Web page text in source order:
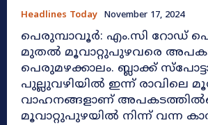
Headlines Today November 17, 2024
പെരുമ്പാവൂർ: എം.സി റോഡ്
മുതൽ മൂവാ​റ്റുപുഴവരെ
പെരുമഴക്കാലം. ബ്ലാക്ക്
പുല്ലുവഴിയിൽ ഇന്ന് രാവിലെ
വാഹനങ്ങളാണ്
മൂവാറ്റുപുഴയിൽ നിന്ന് വന്ന